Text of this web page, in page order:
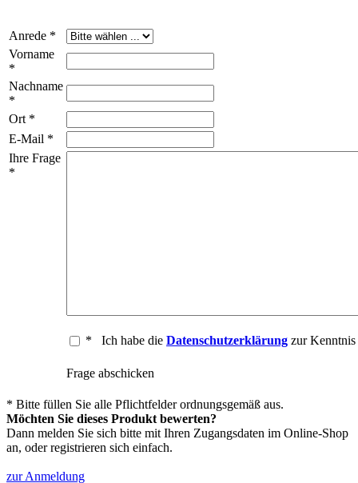
Anrede *
Vorname
*
Nachname
*
Ort *
E-Mail *
Ihre Frage
*
* Ich habe die Datenschutzerklärung zur Kenntnis
Frage abschicken
* Bitte füllen Sie alle Pflichtfelder ordnungsgemäß aus.
Möchten Sie dieses Produkt bewerten?
Dann melden Sie sich bitte mit Ihren Zugangsdaten im Online-Shop
an, oder registrieren sich einfach.
zur Anmeldung